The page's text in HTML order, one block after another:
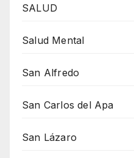
SALUD
Salud Mental
San Alfredo
San Carlos del Apa
San Lázaro